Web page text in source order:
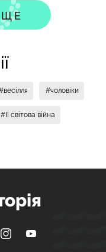
ЩЕ
#чоловіки
#II світова війна